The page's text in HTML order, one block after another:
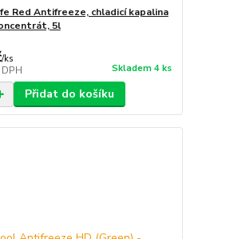
Red Antifreeze, chladicí kapalina
5l
/ks
Skladem 4 ks
Přidat do košíku